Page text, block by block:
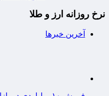
نرخ روزانه ارز و طلا
آخرین خبرها